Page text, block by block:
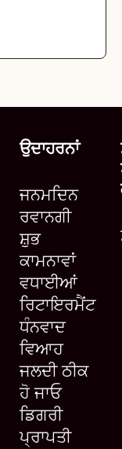
ਉਦਾਹਰਨਾਂ
ਜਨਮਦਿਨ
ਰਵਾਨਗੀ
ਸ਼ੁਭ
ਕਾਮਨਾਵਾਂ
ਵਧਾਈਆਂ
ਰਿਟਾਇਰਮੈਂਟ
ਧੰਨਵਾਦ
ਵਿਆਹ
ਜਲਦੀ ਠੀਕ
ਹੋ ਜਾਓ
ਡਿਗਰੀ
ਪ੍ਰਾਪਤੀ